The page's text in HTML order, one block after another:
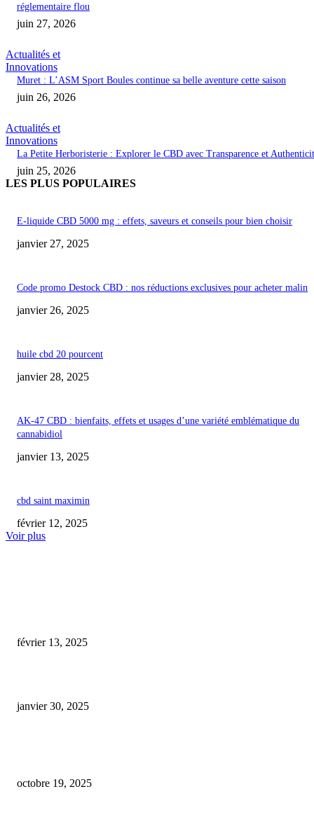
réglementaire flou
juin 27, 2026
Actualités et
Innovations
Muret : L’ASM Sport Boules continue sa belle aventure cette saison
juin 26, 2026
Actualités et
Innovations
La Petite Herboristerie : Explorer le CBD avec Transparence et
juin 25, 2026
LES PLUS POPULAIRES
E-liquide CBD 5000 mg : effets, saveurs et conseils pour bien choisir
janvier 27, 2025
Code promo Destock CBD : nos réductions exclusives pour acheter malin
janvier 26, 2025
huile cbd 20 pourcent
janvier 28, 2025
AK-47 CBD : bienfaits, effets et usages d’une variété emblématique du
cannabidiol
janvier 13, 2025
cbd saint maximin
février 12, 2025
Voir plus
février 13, 2025
janvier 30, 2025
octobre 19, 2025